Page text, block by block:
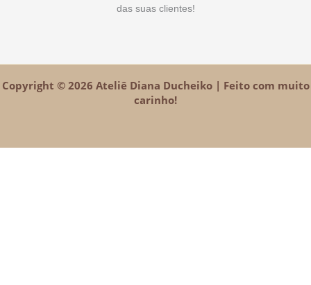
das suas clientes!
Copyright © 2026 Ateliê Diana Ducheiko | Feito com muito
carinho!